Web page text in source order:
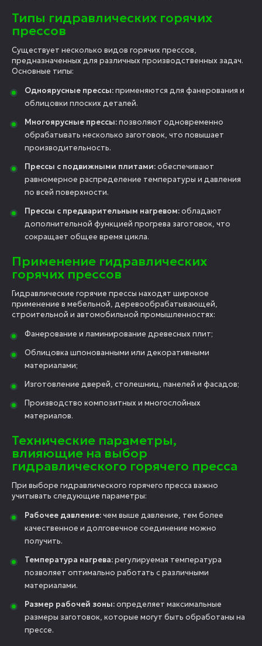
Типы гидравлических горячих
прессов
Существует несколько видов горячих прессов,
предназначенных для различных производственных задач.
Основные типы:
Одноярусные прессы:применяются для фанерования и
облицовки плоских деталей.
Многоярусные прессы:позволяют одновременно
обрабатывать несколько заготовок, что повышает
производительность.
Прессы с подвижными плитами:обеспечивают
равномерное распределение температуры и давления
по всей поверхности.
Прессы с предварительным нагревом:обладают
дополнительной функцией прогрева заготовок, что
сокращает общее время цикла.
Применение гидравлических
горячих прессов
Гидравлические горячие прессы находят широкое
применение в мебельной, деревообрабатывающей,
строительной и автомобильной промышленностях:
Фанерование и ламинирование древесных плит;
Облицовка шпонованными или декоративными
материалами;
Изготовление дверей, столешниц, панелей и фасадов;
Производство композитных и многослойных
материалов.
Технические параметры,
влияющие на выбор
гидравлического горячего пресса
При выборе гидравлического горячего пресса важно
учитывать следующие параметры:
Рабочее давление:чем выше давление, тем более
качественное и долговечное соединение можно
получить.
Температура нагрева:регулируемая температура
позволяет оптимально работать с различными
материалами.
Размер рабочей зоны:определяет максимальные
размеры заготовок, которые могут быть обработаны на
прессе.